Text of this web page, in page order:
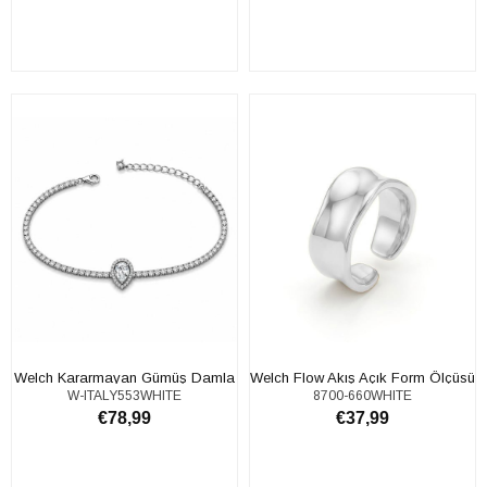
Welch Kararmayan Gümüş Damla
Taşlı Su yolu Bileklik
W-ITALY553WHITE
€78,99
Welch Flow Akış Açık Form Ölçüsü
Ayarlanabilir White Çelik Yüzük
8700-660WHITE
€37,99